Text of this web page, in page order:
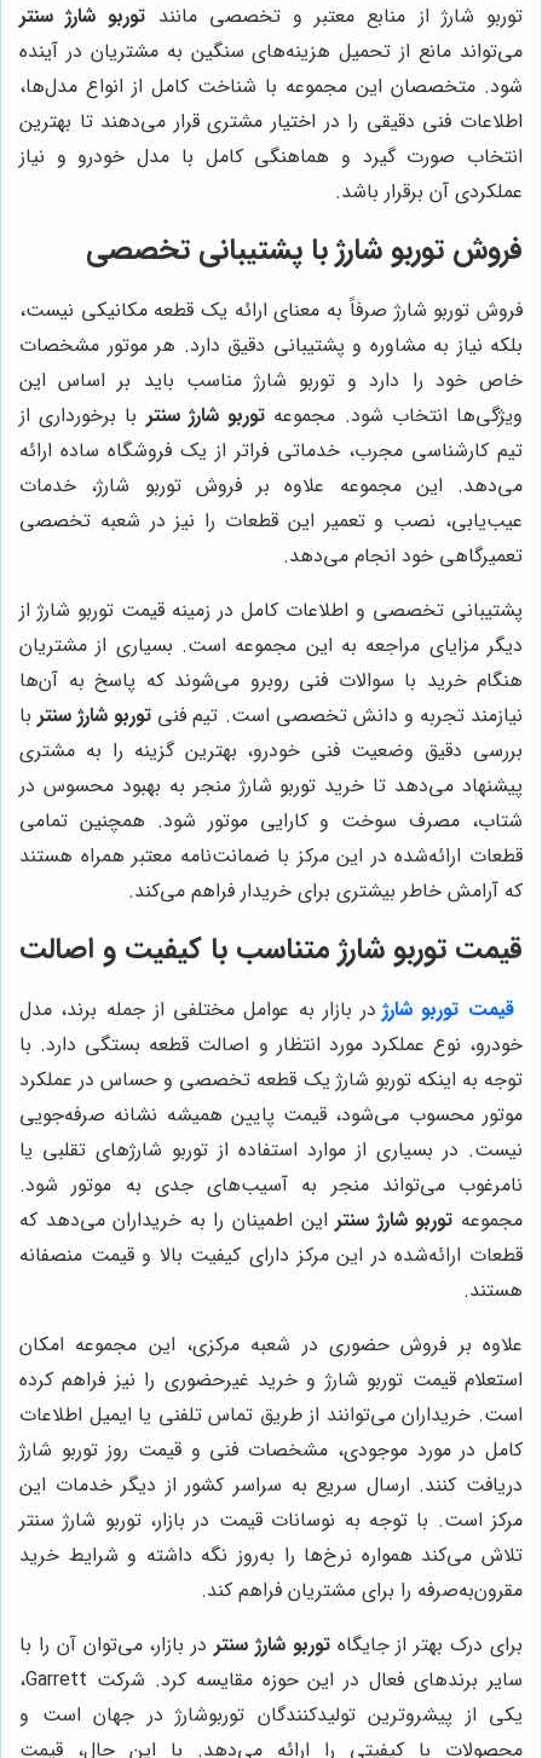
توربو شارژ از منابع معتبر و تخصصی مانند توربو شارژ سنتر
می‌تواند مانع از تحمیل هزینه‌های سنگین به مشتریان در آینده
شود. متخصصان این مجموعه با شناخت کامل از انواع مدل‌ها،
اطلاعات فنی دقیقی را در اختیار مشتری قرار می‌دهند تا بهترین
انتخاب صورت گیرد و هماهنگی کامل با مدل خودرو و نیاز
عملکردی آن برقرار باشد.
فروش توربو شارژ با پشتیبانی تخصصی
فروش توربو شارژ صرفاً به معنای ارائه یک قطعه مکانیکی نیست،
بلکه نیاز به مشاوره و پشتیبانی دقیق دارد. هر موتور مشخصات
خاص خود را دارد و توربو شارژ مناسب باید بر اساس این
ویژگی‌ها انتخاب شود. مجموعه توربو شارژ سنتر با برخورداری از
تیم کارشناسی مجرب، خدماتی فراتر از یک فروشگاه ساده ارائه
می‌دهد. این مجموعه علاوه بر فروش توربو شارژ، خدمات
عیب‌یابی، نصب و تعمیر این قطعات را نیز در شعبه تخصصی
تعمیرگاهی خود انجام می‌دهد.
پشتیبانی تخصصی و اطلاعات کامل در زمینه قیمت توربو شارژ از
دیگر مزایای مراجعه به این مجموعه است. بسیاری از مشتریان
هنگام خرید با سوالات فنی روبرو می‌شوند که پاسخ به آن‌ها
نیازمند تجربه و دانش تخصصی است. تیم فنی توربو شارژ سنتربا
بررسی دقیق وضعیت فنی خودرو، بهترین گزینه را به مشتری
پیشنهاد می‌دهد تا خرید توربو شارژ منجر به بهبود محسوس در
شتاب، مصرف سوخت و کارایی موتور شود. همچنین تمامی
قطعات ارائه‌شده در این مرکز با ضمانت‌نامه معتبر همراه هستند
که آرامش خاطر بیشتری برای خریدار فراهم می‌کند.
قیمت توربو شارژ متناسب با کیفیت و اصالت
قیمت توربو شارژدر بازار به عوامل مختلفی از جمله برند، مدل
خودرو، نوع عملکرد مورد انتظار و اصالت قطعه بستگی دارد. با
توجه به اینکه توربو شارژ یک قطعه تخصصی و حساس در عملکرد
موتور محسوب می‌شود، قیمت پایین همیشه نشانه صرفه‌جویی
نیست. در بسیاری از موارد استفاده از توربو شارژهای تقلبی یا
نامرغوب می‌تواند منجر به آسیب‌های جدی به موتور شود.
مجموعه توربو شارژ سنتر این اطمینان را به خریداران می‌دهد که
قطعات ارائه‌شده در این مرکز دارای کیفیت بالا و قیمت منصفانه
هستند.
علاوه بر فروش حضوری در شعبه مرکزی، این مجموعه امکان
استعلام قیمت توربو شارژ و خرید غیرحضوری را نیز فراهم کرده
است. خریداران می‌توانند از طریق تماس تلفنی یا ایمیل اطلاعات
کامل در مورد موجودی، مشخصات فنی و قیمت روز توربو شارژ
دریافت کنند. ارسال سریع به سراسر کشور از دیگر خدمات این
مرکز است. با توجه به نوسانات قیمت در بازار، توربو شارژ سنتر
تلاش می‌کند همواره نرخ‌ها را به‌روز نگه داشته و شرایط خرید
مقرون‌به‌صرفه را برای مشتریان فراهم کند.
برای درک بهتر از جایگاهتوربو شارژ سنتر در بازار، می‌توان آن را با
سایر برندهای فعال در این حوزه مقایسه کرد. شرکت Garrett،
یکی از پیشروترین تولیدکنندگان توربوشارژ در جهان است و
محصولات با کیفیتی را ارائه می‌دهد. با این حال، قیمت